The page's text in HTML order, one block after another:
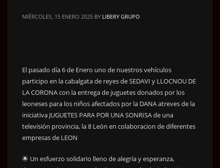
MIÉRCOLES, 15 ENERO 2025 BY LIBERY GRUPO
El pasado día 6 de Enero uno de nuestros vehículos
participo en la cabalgata de reyes de SEDAVI y LLOCNOU DE
LA CORONA con la entrega de juguetes donados por los
leoneses para los niños afectados por la DANA atreves de la
iniciativa JUGUETES PARA POR UNA SONRISA de una
televisión provincia, la 8 León en colaboracion de diferentes
empresas de LEON
🌟 Un esfuerzo solidario lleno de alegría y esperanza,